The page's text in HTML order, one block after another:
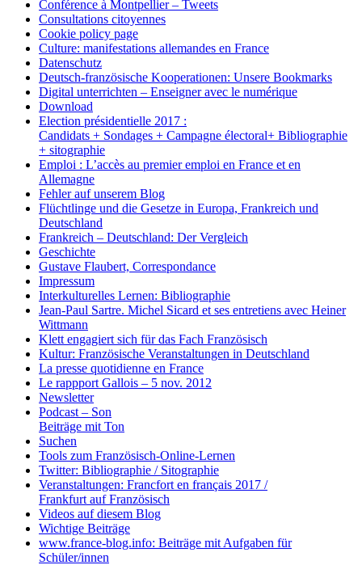
Conférence à Montpellier – Tweets
Consultations citoyennes
Cookie policy page
Culture: manifestations allemandes en France
Datenschutz
Deutsch-französische Kooperationen: Unsere Bookmarks
Digital unterrichten – Enseigner avec le numérique
Download
Election présidentielle 2017 :
Candidats + Sondages + Campagne électoral+ Bibliographie
+ sitographie
Emploi : L’accès au premier emploi en France et en
Allemagne
Fehler auf unserem Blog
Flüchtlinge und die Gesetze in Europa, Frankreich und
Deutschland
Frankreich – Deutschland: Der Vergleich
Geschichte
Gustave Flaubert, Correspondance
Impressum
Interkulturelles Lernen: Bibliographie
Jean-Paul Sartre. Michel Sicard et ses entretiens avec Heiner
Wittmann
Klett engagiert sich für das Fach Französisch
Kultur: Französische Veranstaltungen in Deutschland
La presse quotidienne en France
Le rappport Gallois – 5 nov. 2012
Newsletter
Podcast – Son
Beiträge mit Ton
Suchen
Tools zum Französisch-Online-Lernen
Twitter: Bibliographie / Sitographie
Veranstaltungen: Francfort en français 2017 /
Frankfurt auf Französisch
Videos auf diesem Blog
Wichtige Beiträge
www.france-blog.info: Beiträge mit Aufgaben für
Schüler/innen